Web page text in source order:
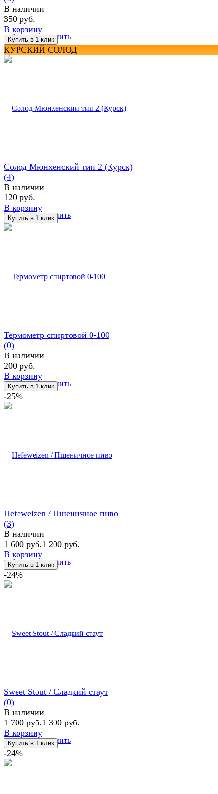
избранное сравнить
В наличии
350 руб.
В корзину
КУРСКИЙ СОЛОД
избранное сравнить
Солод Мюнхенский тип 2 (Курск)
(4)
В наличии
120 руб.
В корзину
избранное сравнить
Термометр спиртовой 0-100
(0)
В наличии
200 руб.
В корзину
-25%
избранное сравнить
Hefeweizen / Пшеничное пиво
(3)
В наличии
1 600 руб.1 200 руб.
В корзину
-24%
избранное сравнить
Sweet Stout / Сладкий стаут
(0)
В наличии
1 700 руб.1 300 руб.
В корзину
-24%